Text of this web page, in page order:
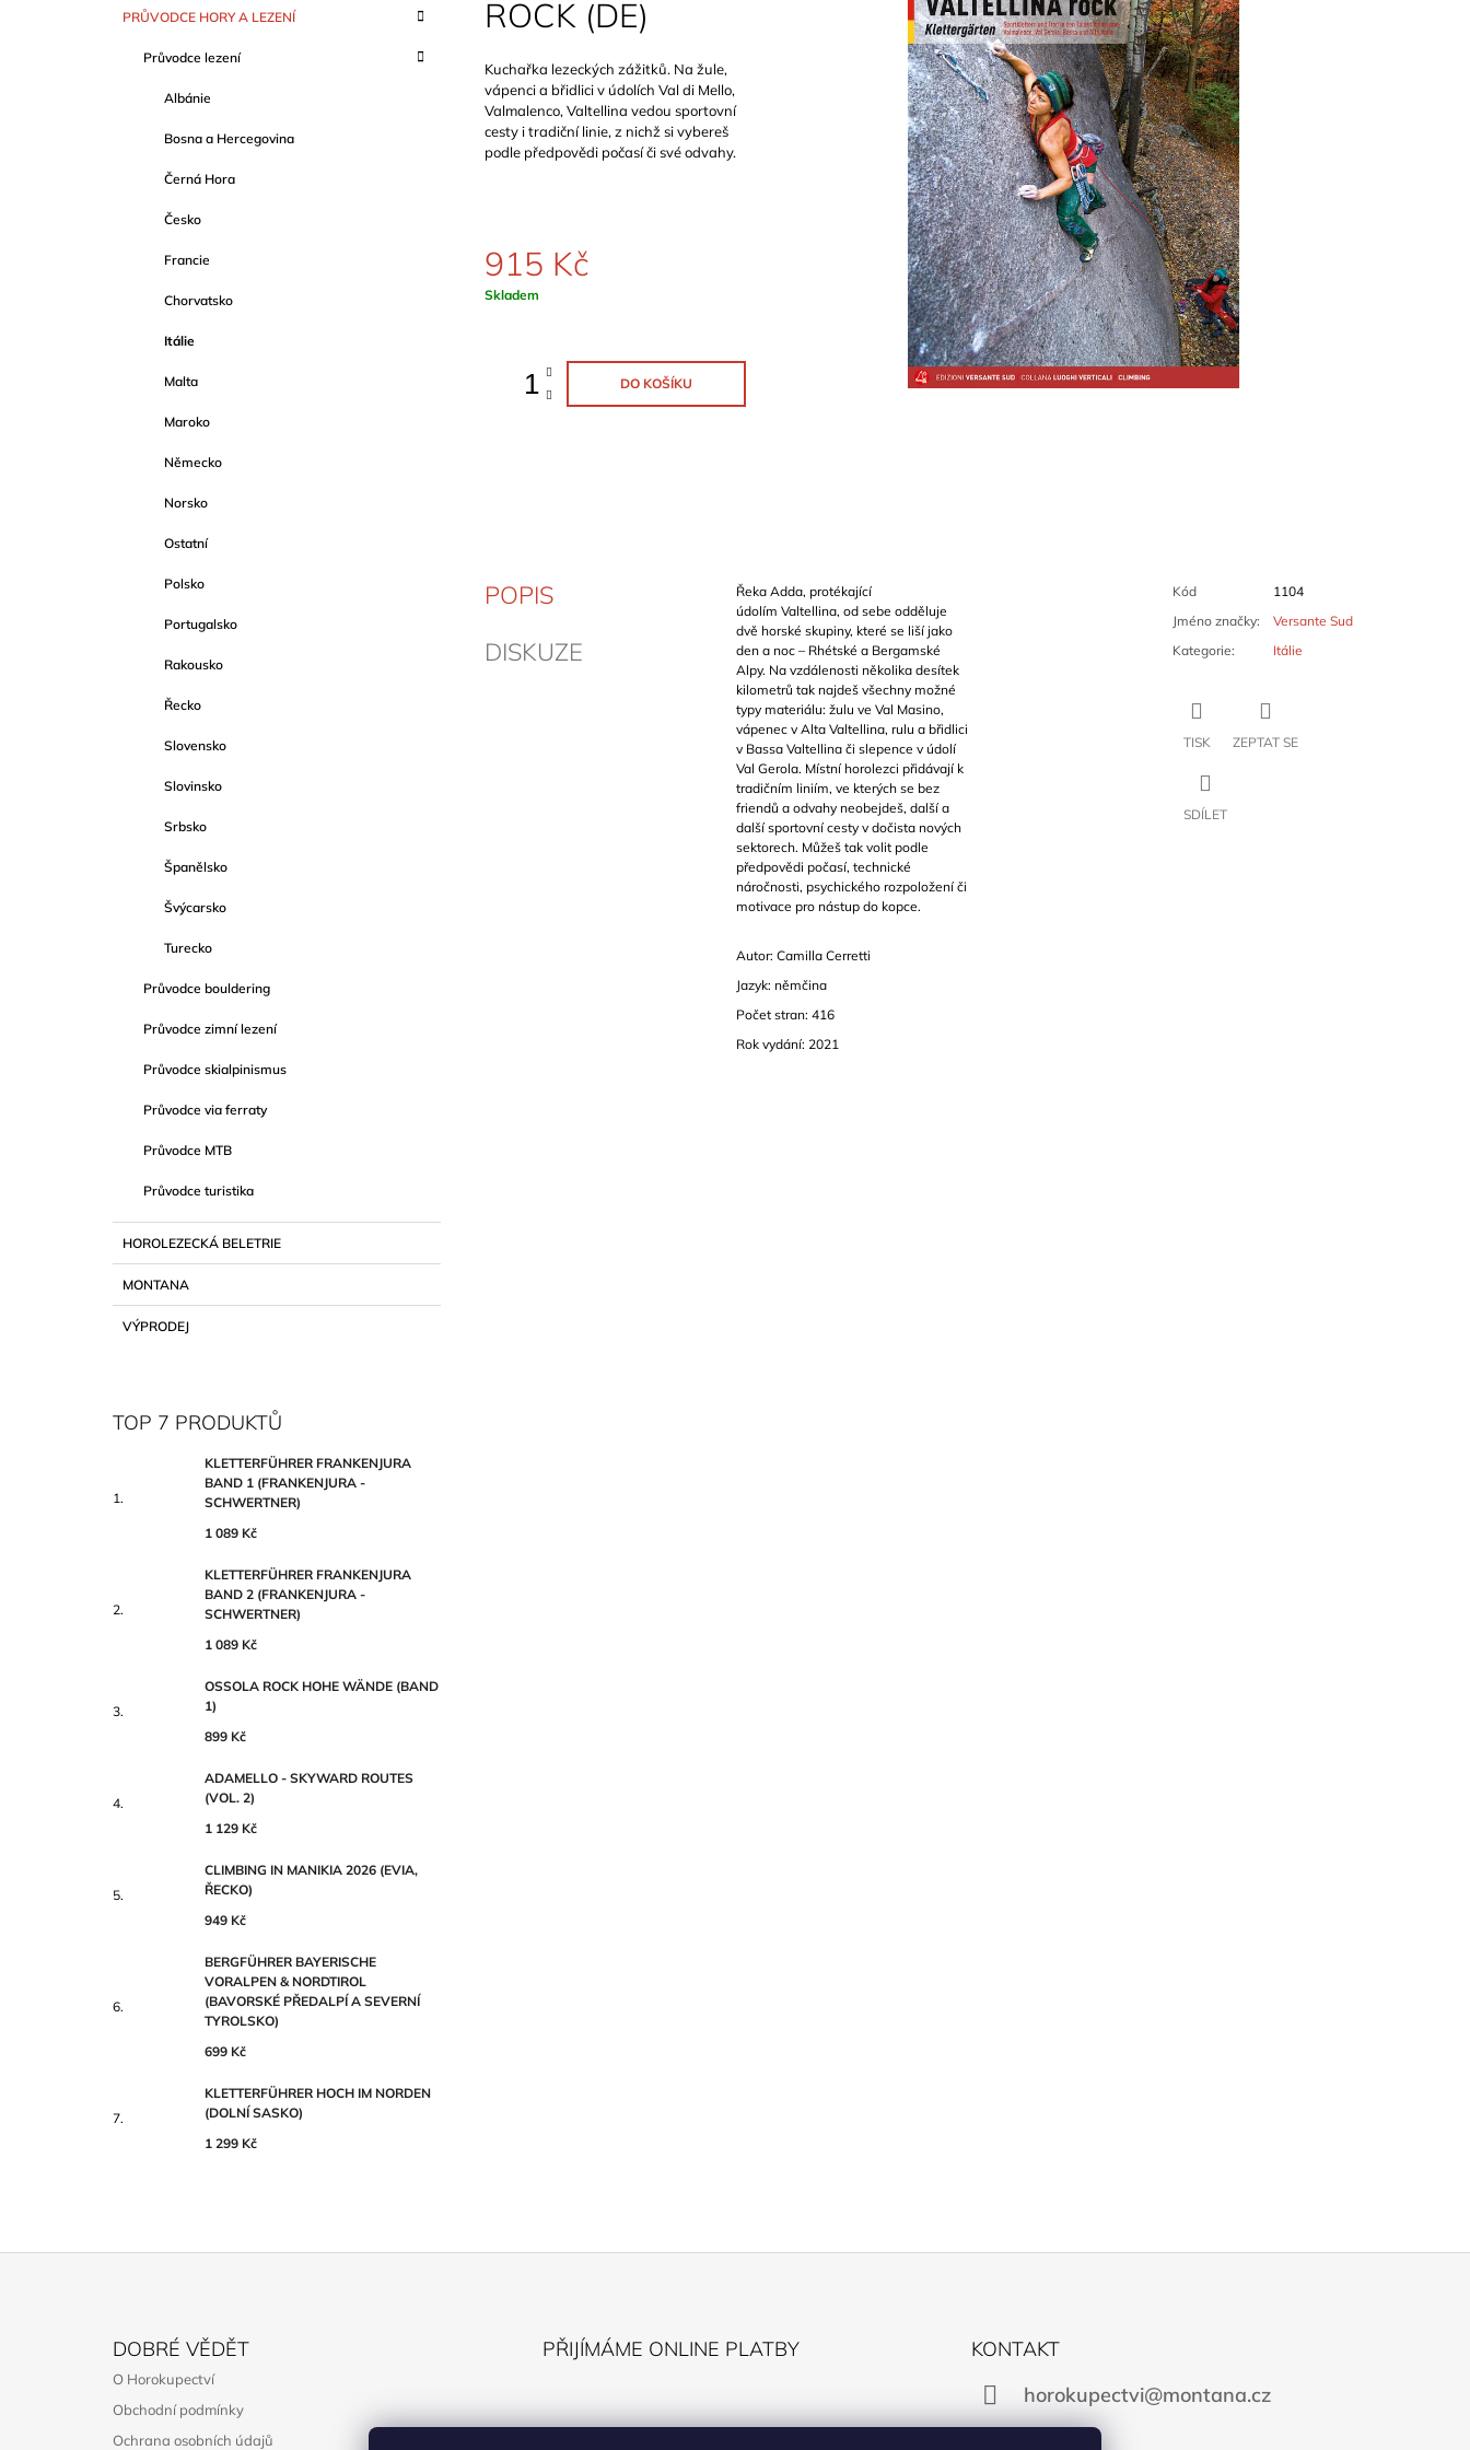
kategorie
APRŮVODCE HORY A LEZENÍ
Průvodce lezení
Albánie
Bosna a Hercegovina
Černá Hora
Česko
Francie
Chorvatsko
Itálie
Malta
Maroko
Německo
Norsko
Ostatní
Polsko
Portugalsko
Rakousko
Řecko
Slovensko
Slovinsko
Srbsko
Španělsko
Švýcarsko
Turecko
Průvodce bouldering
Průvodce zimní lezení
Průvodce skialpinismus
Průvodce via ferraty
Průvodce MTB
Průvodce turistika
HOROLEZECKÁ BELETRIE
MONTANA
VÝPRODEJ
TOP 7 PRODUKTŮ
KLETTERFÜHRER FRANKENJURA
BAND 1 (FRANKENJURA -
SCHWERTNER)
1 089 Kč
KLETTERFÜHRER FRANKENJURA
BAND 2 (FRANKENJURA -
SCHWERTNER)
1 089 Kč
OSSOLA ROCK HOHE WÄNDE (BAND
1)
899 Kč
ADAMELLO - SKYWARD ROUTES
(VOL. 2)
1 129 Kč
CLIMBING IN MANIKIA 2026 (EVIA,
ŘECKO)
949 Kč
BERGFÜHRER BAYERISCHE
VORALPEN & NORDTIROL
(BAVORSKÉ PŘEDALPÍ A SEVERNÍ
TYROLSKO)
699 Kč
KLETTERFÜHRER HOCH IM NORDEN
(DOLNÍ SASKO)
1 299 Kč
ROCK (DE)
Kuchařka lezeckých zážitků. Na žule,
vápenci a břidlici v údolích Val di Mello,
Valmalenco, Valtellina vedou sportovní
cesty i tradiční linie, z nichž si vybereš
podle předpovědi počasí či své odvahy.
915 Kč
Měrná
Skladem
DO KOŠÍKU
POPIS
DISKUZE
Řeka Adda, protékající
údolím Valtellina, od sebe odděluje
dvě horské skupiny, které se liší jako
den a noc – Rhétské a Bergamské
Alpy. Na vzdálenosti několika desítek
kilometrů tak najdeš všechny možné
typy materiálu: žulu ve Val Masino,
vápenec v Alta Valtellina, rulu a břidlici
v Bassa Valtellina či slepence v údolí
Val Gerola. Místní horolezci přidávají k
tradičním liniím, ve kterých se bez
friendů a odvahy neobejdeš, další a
další sportovní cesty v dočista nových
sektorech. Můžeš tak volit podle
předpovědi počasí, technické
náročnosti, psychického rozpoložení či
motivace pro nástup do kopce.
Autor: Camilla Cerretti
Jazyk: němčina
Počet stran: 416
Rok vydání: 2021
Kód
1104
Jméno značky:
Versante Sud
Kategorie: Itálie
TISK ZEPTAT SE
SDÍLET
1 089 Kč
DOBRÉ VĚDĚT
O Horokupectví
Obchodní podmínky
Ochrana osobních údajů
PŘIJÍMÁME ONLINE PLATBY
KONTAKT
horokupectvi@montana.cz